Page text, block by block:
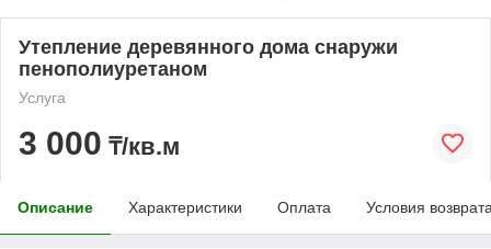
Утепление деревянного дома снаружи
пенополиуретаном
Услуга
3 000 ₸/кв.м
Описание Характеристики Оплата Условия